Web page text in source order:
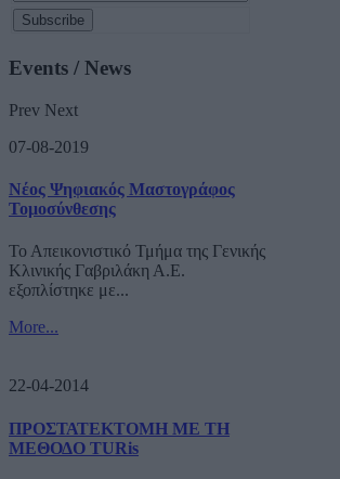
Events / News
Prev Next
07-08-2019
Νέος Ψηφιακός Μαστογράφος
Τομοσύνθεσης
Το Απεικονιστικό Τμήμα της Γενικής
Κλινικής Γαβριλάκη Α.Ε.
εξοπλίστηκε με...
More...
22-04-2014
ΠΡΟΣΤΑΤΕΚΤΟΜΗ ΜΕ ΤΗ
ΜΕΘΟΔΟ TURis